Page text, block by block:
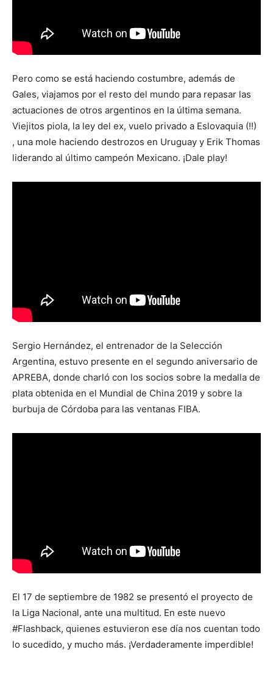
Pero como se está haciendo costumbre, además de
Gales, viajamos por el resto del mundo para repasar las
actuaciones de otros argentinos en la última semana.
Viejitos piola, la ley del ex, vuelo privado a Eslovaquia (!!)
, una mole haciendo destrozos en Uruguay y Erik Thomas
liderando al último campeón Mexicano. ¡Dale play!
Sergio Hernández, el entrenador de la Selección
Argentina, estuvo presente en el segundo aniversario de
APREBA, donde charló con los socios sobre la medalla de
plata obtenida en el Mundial de China 2019 y sobre la
burbuja de Córdoba para las ventanas FIBA.
El 17 de septiembre de 1982 se presentó el proyecto de
la Liga Nacional, ante una multitud. En este nuevo
#Flashback, quienes estuvieron ese día nos cuentan todo
lo sucedido, y mucho más. ¡Verdaderamente imperdible!